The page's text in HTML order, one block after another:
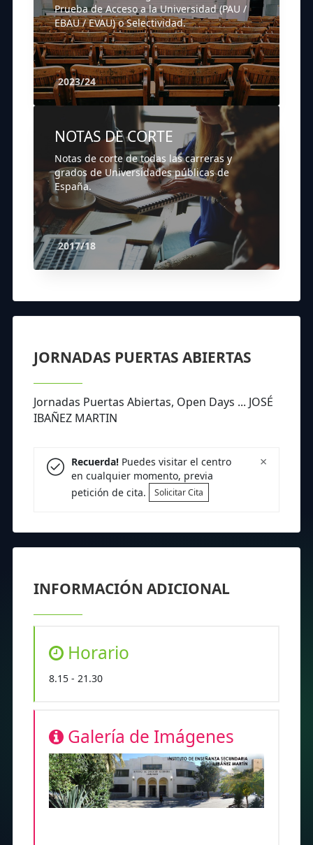
Prueba de Acceso a la Universidad (PAU /
EBAU / EVAU) o Selectividad.
2023/24
NOTAS DE CORTE
Notas de corte de todas las carreras y
grados de Universidades públicas de
España.
2017/18
JORNADAS PUERTAS ABIERTAS
Jornadas Puertas Abiertas, Open Days ... JOSÉ
IBAÑEZ MARTIN
×
Recuerda!Puedes visitar el centro
en cualquier momento, previa
petición de cita.
Solicitar Cita
INFORMACIÓN ADICIONAL
Horario
8.15 - 21.30
Galería de Imágenes